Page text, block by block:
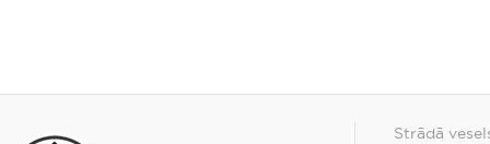
Strādā